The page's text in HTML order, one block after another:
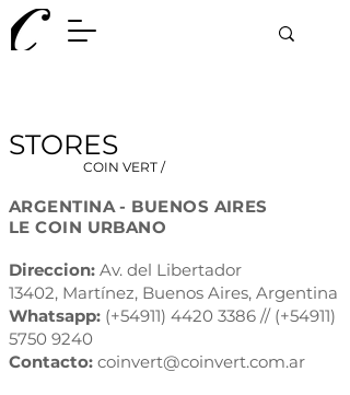
STORES
COIN VERT /
ARGENTINA - BUENOS AIRES
LE COIN URBANO
Direccion: Av. del Libertador
13402, Martínez, Buenos Aires, Argentina
Whatsapp: (+54911) 4420 3386 // (+54911)
5750 9240
​Contacto: coinvert@coinvert.com.ar